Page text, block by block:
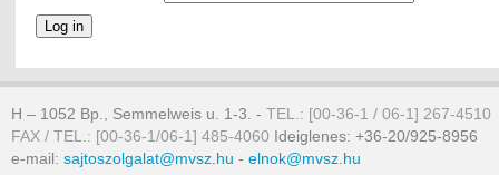
Log in
H – 1052 Bp., Semmelweis u. 1-3. - TEL.: [00-36-1 / 06-1] 267-4510
FAX / TEL.: [00-36-1/06-1] 485-4060 Ideiglenes: +36-20/925-8956
e-mail: sajtoszolgalat@mvsz.hu - elnok@mvsz.hu